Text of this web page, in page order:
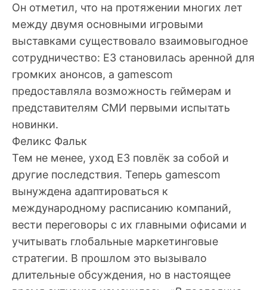
Он отметил, что на протяжении многих лет
между двумя основными игровыми
выставками существовало взаимовыгодное
сотрудничество: E3 становилась аренной для
громких анонсов, а gamescom
предоставляла возможность геймерам и
представителям СМИ первыми испытать
новинки.
Феликс Фальк
Тем не менее, уход E3 повлёк за собой и
другие последствия. Теперь gamescom
вынуждена адаптироваться к
международному расписанию компаний,
вести переговоры с их главными офисами и
учитывать глобальные маркетинговые
стратегии. В прошлом это вызывало
длительные обсуждения, но в настоящее